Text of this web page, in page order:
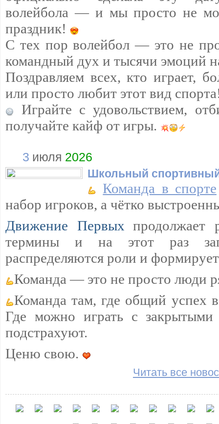
волейбола — и мы просто не
праздник!
С тех пор волейбол — это не
командный дух и тысячи эмоций
Поздравляем всех, кто играет,
или просто любит этот вид
Играйте с удовольствием,
получайте кайф от игры.
3 июля 2026
Школьный
Команда в спорте
набор игроков, а чётко
Движение Первых продолжает
термины и на этот раз
распределяются роли и
Команда — это не просто люди
Команда там, где общий успех
Где можно играть с закрытыми
подстрахуют.
Ценю свою.
Читать все